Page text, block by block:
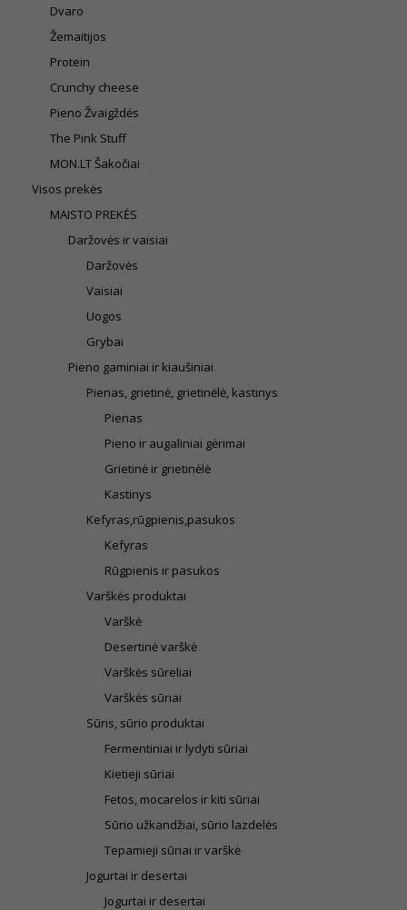
Dvaro
Žemaitijos
Protein
Crunchy cheese
Pieno Žvaigždės
The Pink Stuff
MON.LT Šakočiai
Visos prekės
MAISTO PREKĖS
Daržovės ir vaisiai
Daržovės
Vaisiai
Uogos
Grybai
Pieno gaminiai ir kiaušiniai
Pienas, grietinė, grietinėlė, kastinys
Pienas
Pieno ir augaliniai gėrimai
Grietinė ir grietinėlė
Kastinys
Kefyras,rūgpienis,pasukos
Kefyras
Rūgpienis ir pasukos
Varškės produktai
Varškė
Desertinė varškė
Varškės sūreliai
Varškės sūriai
Sūris, sūrio produktai
Fermentiniai ir lydyti sūriai
Kietieji sūriai
Fetos, mocarelos ir kiti sūriai
Sūrio užkandžiai, sūrio lazdelės
Tepamieji sūriai ir varškė
Jogurtai ir desertai
Jogurtai ir desertai